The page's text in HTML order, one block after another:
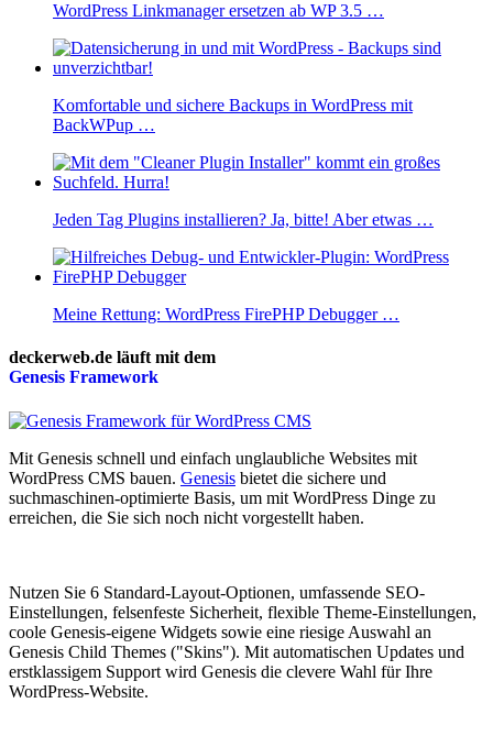
WordPress Linkmanager ersetzen ab WP 3.5 …
Komfortable und sichere Backups in WordPress mit
BackWPup …
Jeden Tag Plugins installieren? Ja, bitte! Aber etwas …
Meine Rettung: WordPress FirePHP Debugger …
deckerweb.de läuft mit dem
Genesis Framework
Mit Genesis schnell und einfach unglaubliche Websites mit
WordPress CMS bauen. Genesis bietet die sichere und
suchmaschinen-optimierte Basis, um mit WordPress Dinge zu
erreichen, die Sie sich noch nicht vorgestellt haben.
Nutzen Sie 6 Standard-Layout-Optionen, umfassende SEO-
Einstellungen, felsenfeste Sicherheit, flexible Theme-Einstellungen,
coole Genesis-eigene Widgets sowie eine riesige Auswahl an
Genesis Child Themes ("Skins"). Mit automatischen Updates und
erstklassigem Support wird Genesis die clevere Wahl für Ihre
WordPress-Website.